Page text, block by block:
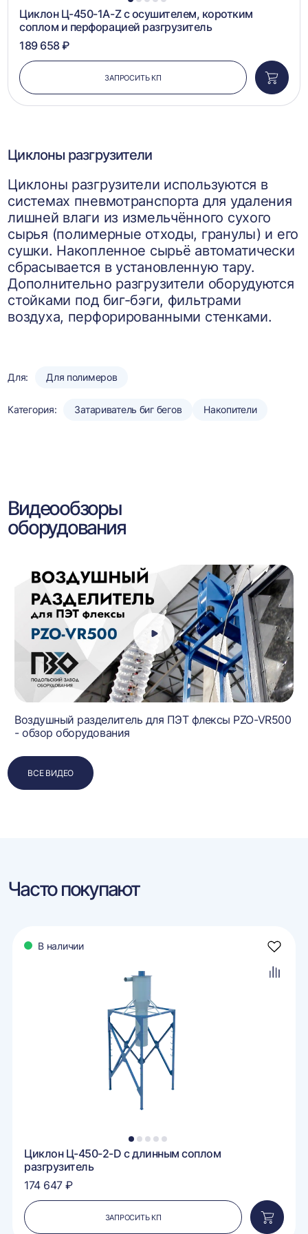
1 2 3 4 5
Циклон Ц-450-1A-Z с осушителем, коротким
соплом и перфорацией разгрузитель
189 658 ₽
ЗАПРОСИТЬ КП
в
Циклоны разгрузители
Циклоны разгрузители используются в
системах пневмотранспорта для удаления
лишней влаги из измельчённого сухого
сырья (полимерные отходы, гранулы) и его
сушки. Накопленное сырьё автоматически
сбрасывается в установленную тару.
Дополнительно разгрузители оборудуются
стойками под биг-бэги, фильтрами
воздуха, перфорированными стенками.
Для: Для полимеров
Категория: Затариватель биг бегов Накопители
Видеообзоры
оборудования
Воздушный разделитель для ПЭТ флексы PZO-VR500
- обзор оборудования
ВСЕ ВИДЕО
Часто покупают
В наличии
1 2 3 4 5
Циклон Ц-450-2-D с длинным соплом
разгрузитель
174 647 ₽
ЗАПРОСИТЬ КП